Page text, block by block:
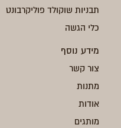
תבניות שוקולד פוליקרבונט
כלי הגשה
מידע נוסף
צור קשר
מתנות
אודות
מותגים